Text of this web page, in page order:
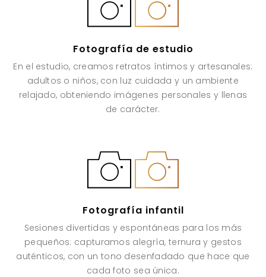
Fotografía de estudio
En el estudio, creamos retratos íntimos y artesanales:
adultos o niños, con luz cuidada y un ambiente
relajado, obteniendo imágenes personales y llenas
de carácter.
Fotografía infantil
Sesiones divertidas y espontáneas para los más
pequeños: capturamos alegría, ternura y gestos
auténticos, con un tono desenfadado que hace que
cada foto sea única.